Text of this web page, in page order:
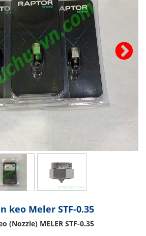
keo Meler STF-0.35
(Nozzle) MELER STF-0.35